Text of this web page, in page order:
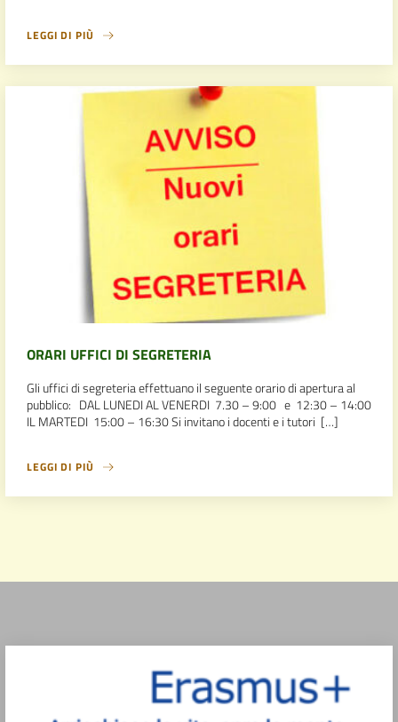
LEGGI DI PIÙ
ORARI UFFICI DI SEGRETERIA
Gli uffici di segreteria effettuano il seguente orario di apertura al
pubblico: DAL LUNEDI AL VENERDI 7.30 – 9:00 e 12:30 – 14:00
IL MARTEDI 15:00 – 16:30 Si invitano i docenti e i tutori […]
LEGGI DI PIÙ